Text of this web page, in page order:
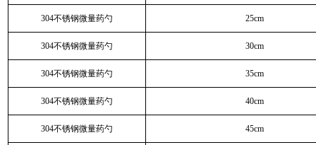
304不锈钢微量药勺 25cm
304不锈钢微量药勺 30cm
304不锈钢微量药勺 35cm
304不锈钢微量药勺 40cm
304不锈钢微量药勺 45cm